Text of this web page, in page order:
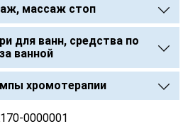
массаж стоп
для ванн, средства по
ванной
хромотерапии
0000001